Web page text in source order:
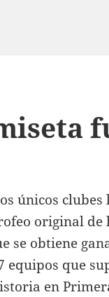
únicos
original de
se obtiene
equipos que
en